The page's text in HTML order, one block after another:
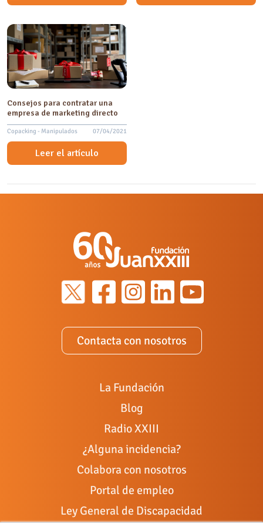
Consejos para contratar una
empresa de marketing directo
Copacking - Manipulados 07/04/2021
Leer el artículo
Contacta con nosotros
La Fundación
Blog
Radio XXIII
¿Alguna incidencia?
Colabora con nosotros
Portal de empleo
Ley General de Discapacidad